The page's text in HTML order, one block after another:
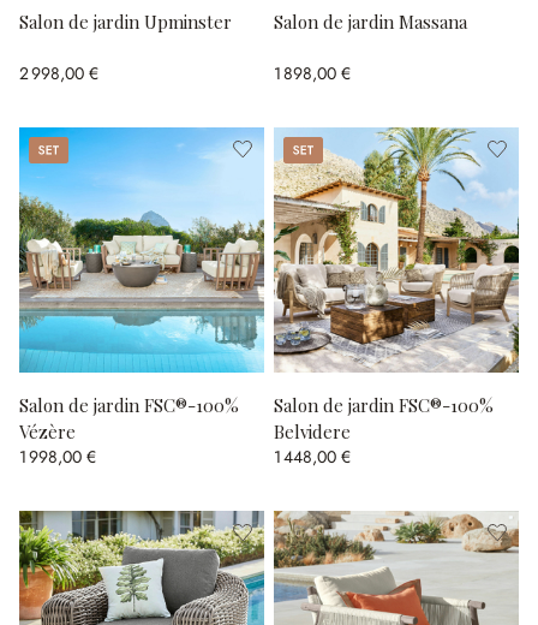
Salon de jardin Upminster
2 998,00 €
Salon de jardin Massana
1 898,00 €
Set
Salon de jardin FSC®-100%
Vézère
1 998,00 €
Set
Salon de jardin FSC®-100%
Belvidere
1 448,00 €